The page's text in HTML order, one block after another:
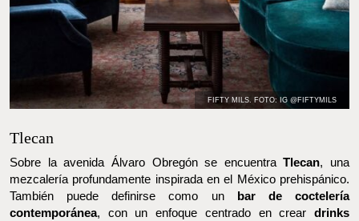
FIFTY MILS. FOTO: IG @FIFTYMILS
Sobre la avenida Álvaro Obregón se encuentra
mezcalería profundamente inspirada en el México prehispánico.
También puede definirse como un bar de coctelería
contemporánea, con un enfoque centrado en creardrinks
únicos a base de destilados de agave mexicano. Entre sus